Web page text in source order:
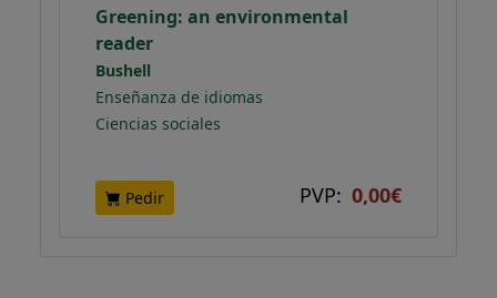
Greening: an environmental
reader
Bushell
Enseñanza de idiomas
Ciencias sociales
Pedir PVP: 0,00€